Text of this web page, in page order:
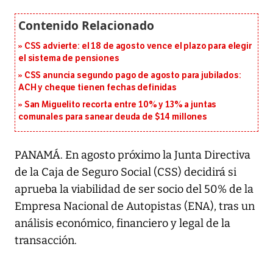
CSS advierte: el 18 de agosto vence el plazo para elegir
el sistema de pensiones
CSS anuncia segundo pago de agosto para jubilados:
ACH y cheque tienen fechas definidas
San Miguelito recorta entre 10% y 13% a juntas
comunales para sanear deuda de $14 millones
PANAMÁ. En agosto próximo la Junta Directiva
de la Caja de Seguro Social (CSS) decidirá si
aprueba la viabilidad de ser socio del 50% de la
Empresa Nacional de Autopistas (ENA), tras un
análisis económico, financiero y legal de la
transacción.